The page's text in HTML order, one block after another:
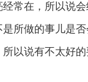
常在，所以说
所做的事儿是
以说有不太好